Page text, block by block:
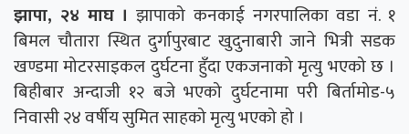
झापा, २४ माघ । झापाको कनकाई नगरपालिका वडा नं. १
बिमल चौतारा स्थित दुर्गापुरबाट खुदुनाबारी जाने भित्री सडक
खण्डमा मोटरसाइकल दुर्घटना हुँदा एकजनाको मृत्यु भएको छ ।
बिहीबार अन्दाजी १२ बजे भएको दुर्घटनामा परी बिर्तामोड-५
निवासी २४ वर्षीय सुमित साहको मृत्यु भएको हो ।